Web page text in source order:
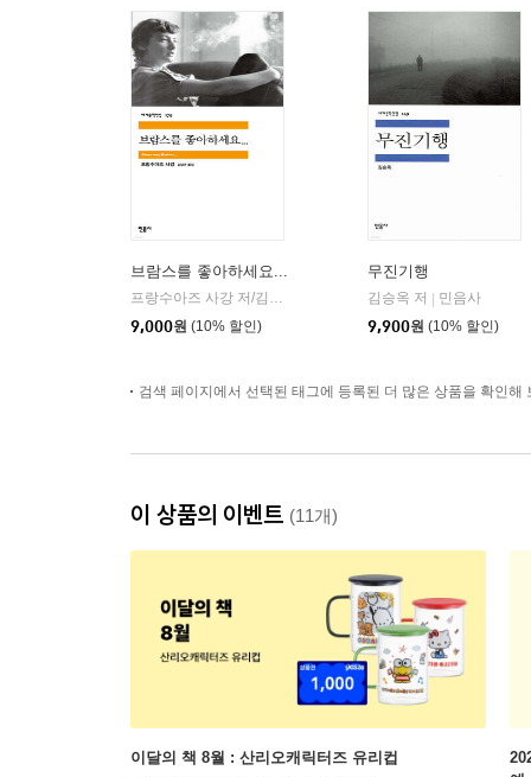
브람스를 좋아하세요...
프랑수아즈 사강 저/김남주 역
9,000원 (10% 할인)
무진기행
김승옥 저
민음사
9,900원 (10% 할인)
검색 페이지에서 선택된 태그에 등록된 더 많은 상품을 확인해
이 상품의 이벤트 (11개)
이달의 책 8월 : 산리오캐릭터즈 유리컵